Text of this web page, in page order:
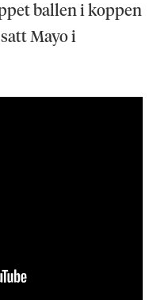
ballen i koppen
Mayo i